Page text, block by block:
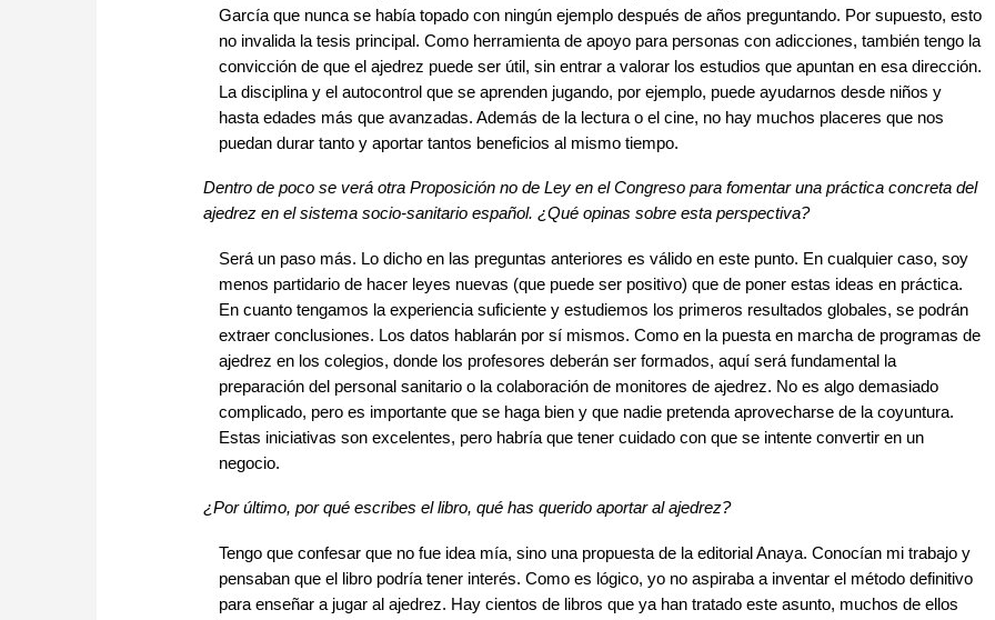
García que nunca se había topado con ningún ejemplo después de años preguntando. Por supuesto, esto
no invalida la tesis principal. Como herramienta de apoyo para personas con adicciones, también tengo la
convicción de que el ajedrez puede ser útil, sin entrar a valorar los estudios que apuntan en esa dirección.
La disciplina y el autocontrol que se aprenden jugando, por ejemplo, puede ayudarnos desde niños y
hasta edades más que avanzadas. Además de la lectura o el cine, no hay muchos placeres que nos
puedan durar tanto y aportar tantos beneficios al mismo tiempo.
Dentro de poco se verá otra Proposición no de Ley en el Congreso para fomentar una práctica concreta del
ajedrez en el sistema socio-sanitario español. ¿Qué opinas sobre esta perspectiva?
Será un paso más. Lo dicho en las preguntas anteriores es válido en este punto. En cualquier caso, soy
menos partidario de hacer leyes nuevas (que puede ser positivo) que de poner estas ideas en práctica.
En cuanto tengamos la experiencia suficiente y estudiemos los primeros resultados globales, se podrán
extraer conclusiones. Los datos hablarán por sí mismos. Como en la puesta en marcha de programas de
ajedrez en los colegios, donde los profesores deberán ser formados, aquí será fundamental la
preparación del personal sanitario o la colaboración de monitores de ajedrez. No es algo demasiado
complicado, pero es importante que se haga bien y que nadie pretenda aprovecharse de la coyuntura.
Estas iniciativas son excelentes, pero habría que tener cuidado con que se intente convertir en un
negocio.
¿Por último, por qué escribes el libro, qué has querido aportar al ajedrez?
Tengo que confesar que no fue idea mía, sino una propuesta de la editorial Anaya. Conocían mi trabajo y
pensaban que el libro podría tener interés. Como es lógico, yo no aspiraba a inventar el método definitivo
para enseñar a jugar al ajedrez. Hay cientos de libros que ya han tratado este asunto, muchos de ellos